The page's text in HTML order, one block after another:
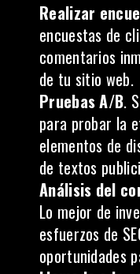
Realizar
encuestas de
comentarios
de tu sitio web.
Pruebas A/B.
para probar la
elementos de
de textos
Análisis del
Lo mejor de
esfuerzos de
oportunidades